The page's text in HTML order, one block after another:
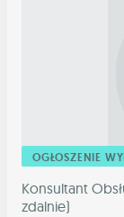
OGŁOSZENIE
Konsultant
zdalnie)